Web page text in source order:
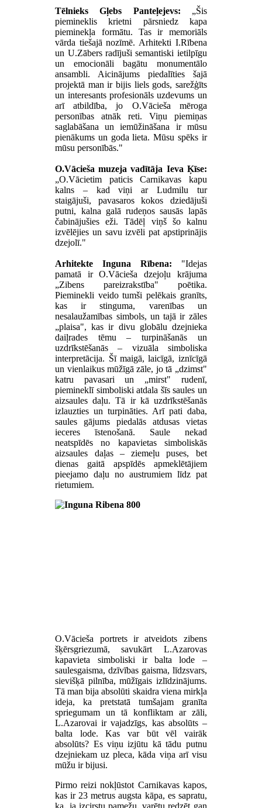
Tēlnieks Gļebs Panteļejevs: „Šis
piemineklis krietni pārsniedz kapa
pieminekļa formātu. Tas ir memoriāls
vārda tiešajā nozīmē. Arhitekti I.Rībena
un U.Zābers radījuši semantiski ietilpīgu
un emocionāli bagātu monumentālo
ansambli. Aicinājums piedalīties šajā
projektā man ir bijis liels gods, sarežģīts
un interesants profesionāls uzdevums un
arī atbildība, jo O.Vācieša mēroga
personības atnāk reti. Viņu piemiņas
saglabāšana un iemūžināšana ir mūsu
pienākums un goda lieta. Mūsu spēks ir
mūsu personībās."
O.Vācieša muzeja vadītāja Ieva Ķīse:
„O.Vācietim paticis Carnikavas kapu
kalns – kad viņi ar Ludmilu tur
staigājuši, pavasaros kokos dziedājuši
putni, kalna galā rudeņos sausās lapās
čabinājušies eži. Tādēļ viņš šo kalnu
izvēlējies un savu izvēli pat apstiprinājis
dzejolī."
Arhitekte Inguna Rībena: "Idejas
pamatā ir O.Vācieša dzejoļu krājuma
„Zibens pareizrakstība" poētika.
Pieminekli veido tumši pelēkais granīts,
kas ir stinguma, varenības un
nesalaužamības simbols, un tajā ir zāles
„plaisa", kas ir divu globālu dzejnieka
daiļrades tēmu – turpināšanās un
uzdrīkstēšanās – vizuāla simboliska
interpretācija. Šī maigā, laicīgā, iznīcīgā
un vienlaikus mūžīgā zāle, jo tā „dzimst"
katru pavasari un „mirst" rudenī,
piemineklī simboliski atdala šīs saules un
aizsaules daļu. Tā ir kā uzdrīkstēšanās
izlauzties un turpināties. Arī pati daba,
saules gājums piedalās atdusas vietas
ieceres īstenošanā. Saule nekad
neatspīdēs no kapavietas simboliskās
aizsaules daļas – ziemeļu puses, bet
dienas gaitā apspīdēs apmeklētājiem
pieejamo daļu no austrumiem līdz pat
rietumiem.
O.Vācieša portrets ir atveidots zibens
šķērsgriezumā, savukārt L.Azarovas
kapavieta simboliski ir balta lode –
saulesgaisma, dzīvības gaisma, līdzsvars,
sievišķā pilnība, mūžīgais izlīdzinājums.
Tā man bija absolūti skaidra viena mirkļa
ideja, ka pretstatā tumšajam granīta
spriegumam un tā konfliktam ar zāli,
L.Azarovai ir vajadzīgs, kas absolūts –
balta lode. Kas var būt vēl vairāk
absolūts? Es viņu izjūtu kā tādu putnu
dzejniekam uz pleca, kāda viņa arī visu
mūžu ir bijusi.
Pirmo reizi nokļūstot Carnikavas kapos,
kas ir 23 metrus augsta kāpa, es sapratu,